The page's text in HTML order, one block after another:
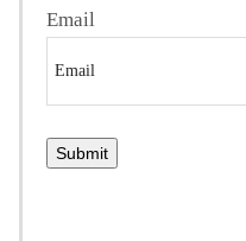
Email